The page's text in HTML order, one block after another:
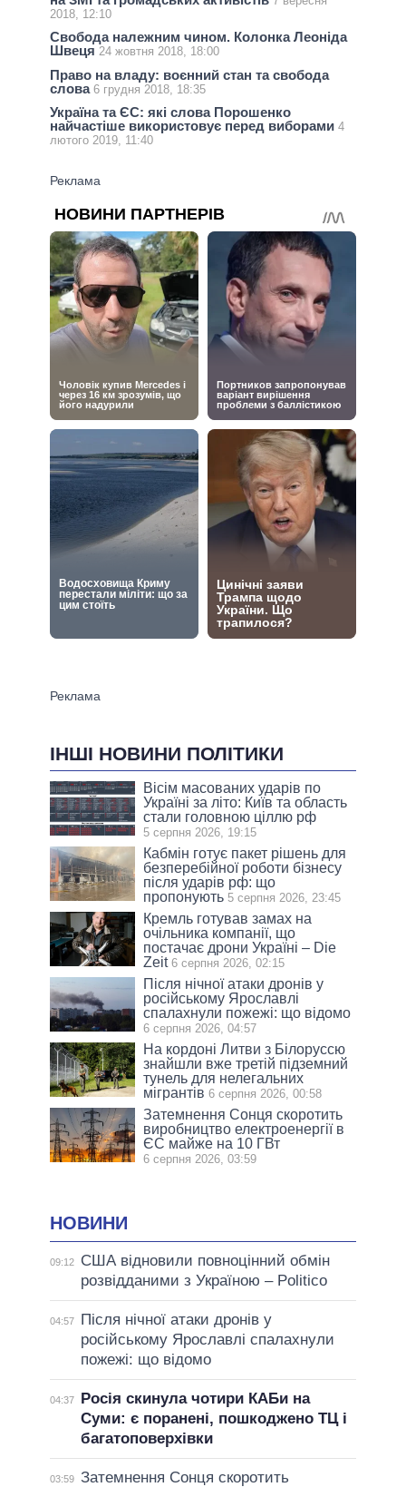
2018, 12:10
Свобода належним чином. Колонка Леоніда
Швеця 24 жовтня 2018, 18:00
Право на владу: воєнний стан та свобода
слова 6 грудня 2018, 18:35
Україна та ЄС: які слова Порошенко
найчастіше використовує перед виборами 4
лютого 2019, 11:40
ІНШІ НОВИНИ ПОЛІТИКИ
Вісім масованих ударів по
Україні за літо: Київ та область
стали головною ціллю рф
5 серпня 2026, 19:15
Кабмін готує пакет рішень для
безперебійної роботи бізнесу
після ударів рф: що
пропонують 5 серпня 2026, 23:45
Кремль готував замах на
очільника компанії, що
постачає дрони Україні – Die
Zeit 6 серпня 2026, 02:15
Після нічної атаки дронів у
російському Ярославлі
спалахнули пожежі: що відомо
6 серпня 2026, 04:57
На кордоні Литви з Білоруссю
знайшли вже третій підземний
тунель для нелегальних
мігрантів 6 серпня 2026, 00:58
Затемнення Сонця скоротить
виробництво електроенергії в
ЄС майже на 10 ГВт
6 серпня 2026, 03:59
НОВИНИ
09:12
США відновили повноцінний обмін
розвідданими з Україною – Politico
04:57
Після нічної атаки дронів у
російському Ярославлі спалахнули
пожежі: що відомо
04:37
Росія скинула чотири КАБи на
Суми: є поранені, пошкоджено ТЦ і
багатоповерхівки
03:59 Затемнення Сонця скоротить